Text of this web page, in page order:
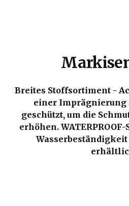
Breites Stoffsortiment -
einer Imprägnierung
geschützt, um die
erhöhen.